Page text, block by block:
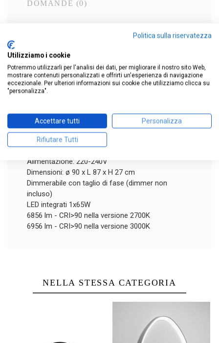
DOMANDE (0)
Plafoniera Kate ispirata alle forme architettoniche
indossato dalla duchessa di Cambridge per il 70°
anniversario del giubileo inglese.
Questa lampada dalla forma conica è progettata
per essere montata a soffitto con un'inclinazione di
La lampada è dotata di un diffusore opalino e una
struttura in alluminio verniciato, disponibile nei
colori bianco o foglia oro.
Alimentazione: 220-240V
Dimensioni: ø 90 x L 87 x H 27 cm
Dimmerabile con taglio di fase (dimmer non
incluso)
LED integrati 1x65W
6856 lm - CRI>90 nella versione 2700K
6956 lm - CRI>90 nella versione 3000K
NELLA STESSA CATEGORIA
Politica sulla riservatezza
Utilizziamo i cookie
Potremmo utilizzarli per l'analisi dei dati, per migliorare il nostro sito Web,
mostrare contenuti personalizzati e offrirti un'esperienza di navigazione
eccezionale. Per ulteriori informazioni sui cookie che utilizziamo clicca su
"personalizza".
Accettare tutti Personalizza
Rifiutare Tutti